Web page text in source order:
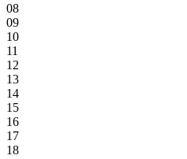
08
09
10
11
12
13
14
15
16
17
18